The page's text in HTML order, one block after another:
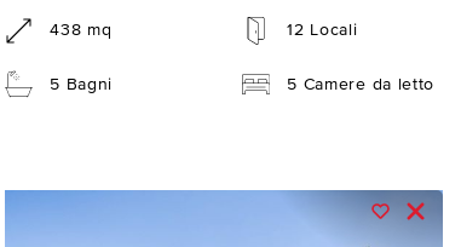
438 mq 12 Locali
5 Bagni 5 Camere da letto